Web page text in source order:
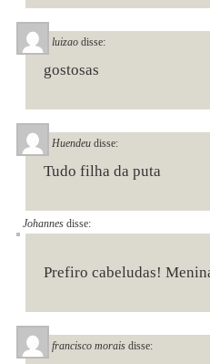
luizao disse:
gostosas
Huendeu disse:
Tudo filha da puta
Johannes disse:
Prefiro cabeludas!
francisco morais disse: